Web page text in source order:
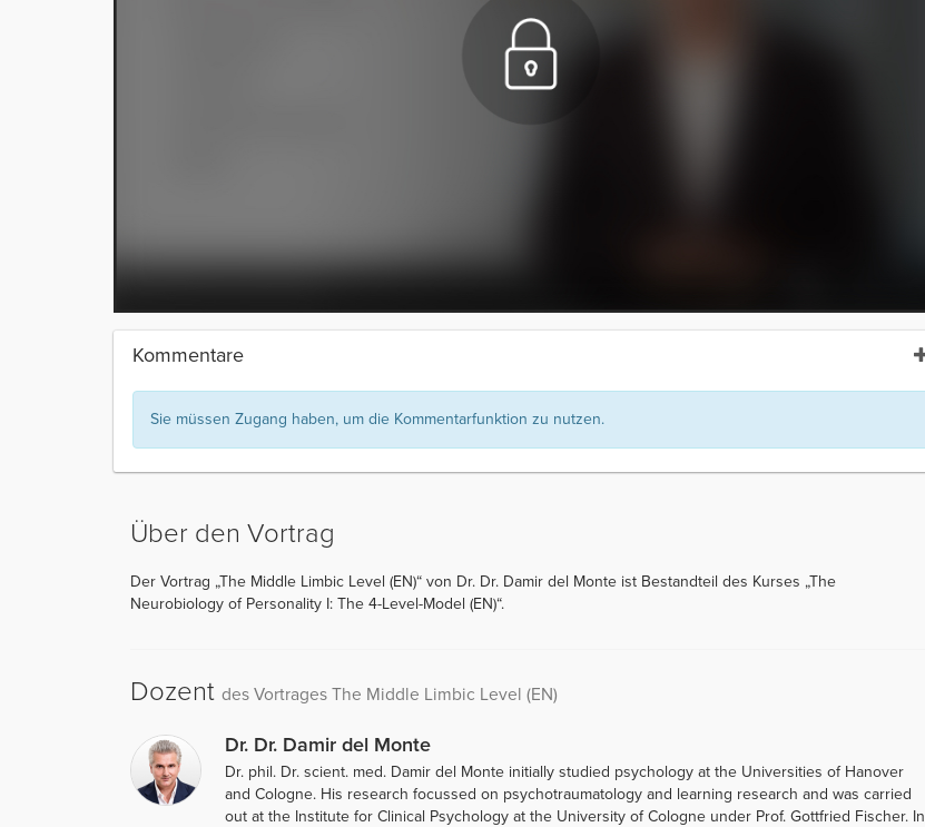
Kommentare
Sie müssen Zugang haben, um die Kommentarfunktion zu nutzen.
Über den Vortrag
Der Vortrag „The Middle Limbic Level (EN)“ von Dr. Dr. Damir del Monte ist Bestandteil des Kurses „The
Neurobiology of Personality I: The 4-Level-Model (EN)“.
Dozent des Vortrages The Middle Limbic Level (EN)
Dr. Dr. Damir del Monte
Dr. phil. Dr. scient. med. Damir del Monte initially studied psychology at the Universities of Hanover
and Cologne. His research focussed on psychotraumatology and learning research and was carried
out at the Institute for Clinical Psychology at the University of Cologne under Prof. Gottfried Fischer. In